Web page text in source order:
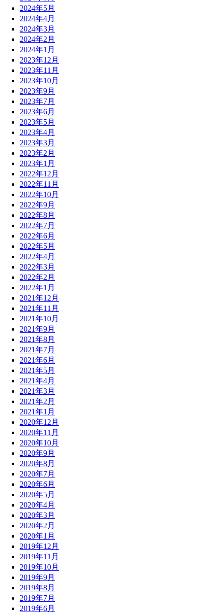
2024年5月
2024年4月
2024年3月
2024年2月
2024年1月
2023年12月
2023年11月
2023年10月
2023年9月
2023年7月
2023年6月
2023年5月
2023年4月
2023年3月
2023年2月
2023年1月
2022年12月
2022年11月
2022年10月
2022年9月
2022年8月
2022年7月
2022年6月
2022年5月
2022年4月
2022年3月
2022年2月
2022年1月
2021年12月
2021年11月
2021年10月
2021年9月
2021年8月
2021年7月
2021年6月
2021年5月
2021年4月
2021年3月
2021年2月
2021年1月
2020年12月
2020年11月
2020年10月
2020年9月
2020年8月
2020年7月
2020年6月
2020年5月
2020年4月
2020年3月
2020年2月
2020年1月
2019年12月
2019年11月
2019年10月
2019年9月
2019年8月
2019年7月
2019年6月